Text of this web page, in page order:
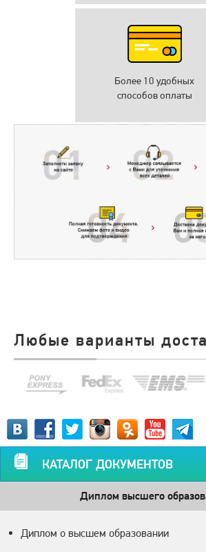
Более 10 удобных
способов оплаты
Любые варианты
КАТАЛОГ ДОКУМЕНТОВ
Диплом высшего
Диплом о высшем образовании